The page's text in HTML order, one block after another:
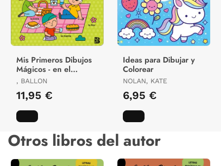
Mis Primeros Dibujos
Mágicos - en el
Parque
, BALLON
11,95 €
Ideas para Dibujar y
Colorear
NOLAN, KATE
6,95 €
Otros libros del autor